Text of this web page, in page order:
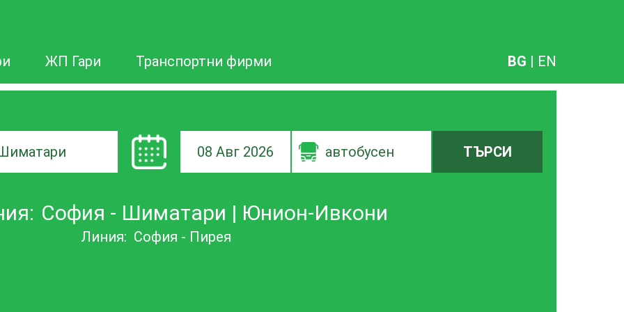
ЖП Гари Транспортни фирми BG | EN
08 Авг 2026 автобусен ТЪРСИ
София - Шиматари | Юнион-Ивкони
Линия: София - Пирея